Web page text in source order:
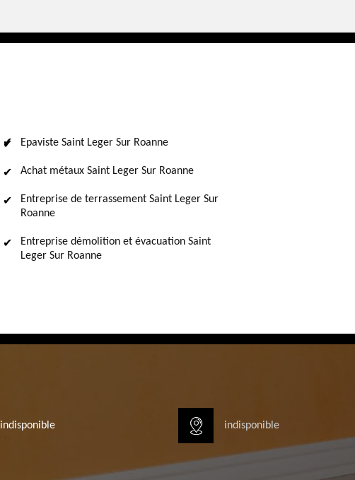
Epaviste Saint Leger Sur Roanne
Achat métaux Saint Leger Sur Roanne
Entreprise de terrassement Saint Leger Sur
Roanne
Entreprise démolition et évacuation Saint
Leger Sur Roanne
indisponible indisponible